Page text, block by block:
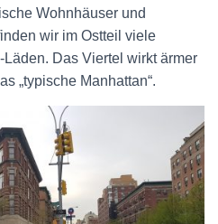
Wohnhäuser und
wir im Ostteil viele
Das Viertel wirkt ärmer
„typische Manhattan“.